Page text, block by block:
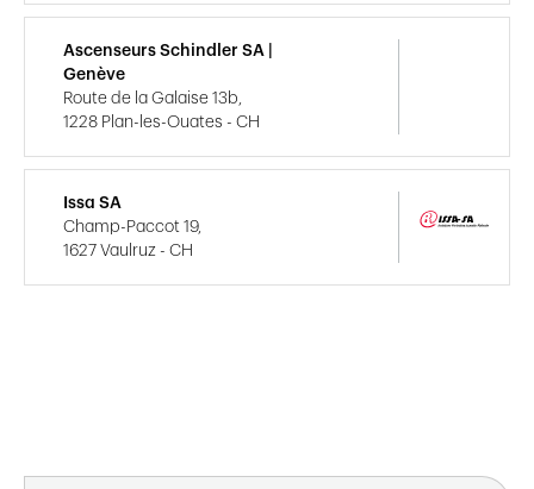
Ascenseurs Schindler SA |
Genève
Route de la Galaise 13b,
1228 Plan-les-Ouates - CH
Issa SA
Champ-Paccot 19,
1627 Vaulruz - CH